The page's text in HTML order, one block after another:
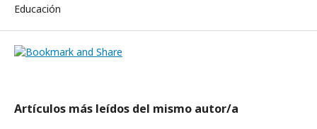
Educación
Artículos más leídos del mismo autor/a